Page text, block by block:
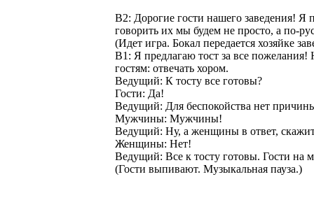
В2: Дорогие гости нашего заведения! Я
говорить их мы будем не просто, а по-
(Идет игра. Бокал передается хозяйке
В1: Я предлагаю тост за все
гостям: отвечать хором.
Ведущий: К тосту все готовы?
Гости: Да!
Ведущий: Для беспокойства нет
Мужчины: Мужчины!
Ведущий: Ну, а женщины в ответ,
Женщины: Нет!
Ведущий: Все к тосту готовы. Гости на
(Гости выпивают. Музыкальная пауза.)